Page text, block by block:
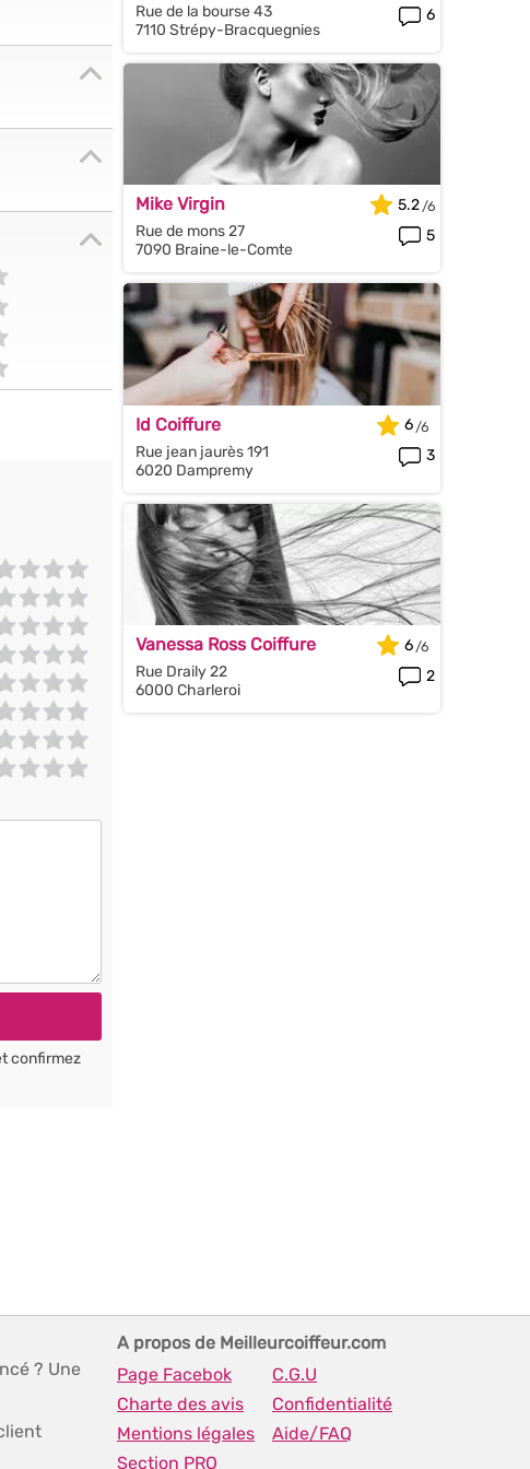
confirmez
Rue de la bourse 43
7110 Strépy-Bracquegnies
6
Mike Virgin
Rue de mons 27
7090 Braine-le-Comte
5.2
5
Id Coiffure
Rue jean jaurès 191
6020 Dampremy
6
3
Vanessa Ross Coiffure
Rue Draily 22
6000 Charleroi
6
2
? Une
A propos de Meilleurcoiffeur.com
Page Facebok
C.G.U
Charte des avis
Confidentialité
Mentions légales
Aide/FAQ
Section PRO